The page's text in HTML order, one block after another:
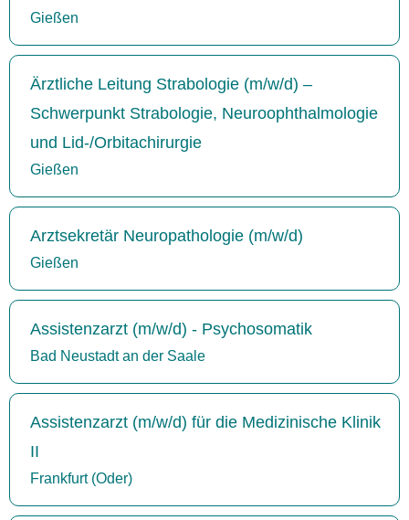
Gießen
Ärztliche Leitung Strabologie (m/w/d) –
Schwerpunkt Strabologie, Neuroophthalmologie
und Lid-/Orbitachirurgie
Gießen
Arztsekretär Neuropathologie (m/w/d)
Gießen
Assistenzarzt (m/w/d) - Psychosomatik
Bad Neustadt an der Saale
Assistenzarzt (m/w/d) für die Medizinische Klinik
II
Frankfurt (Oder)